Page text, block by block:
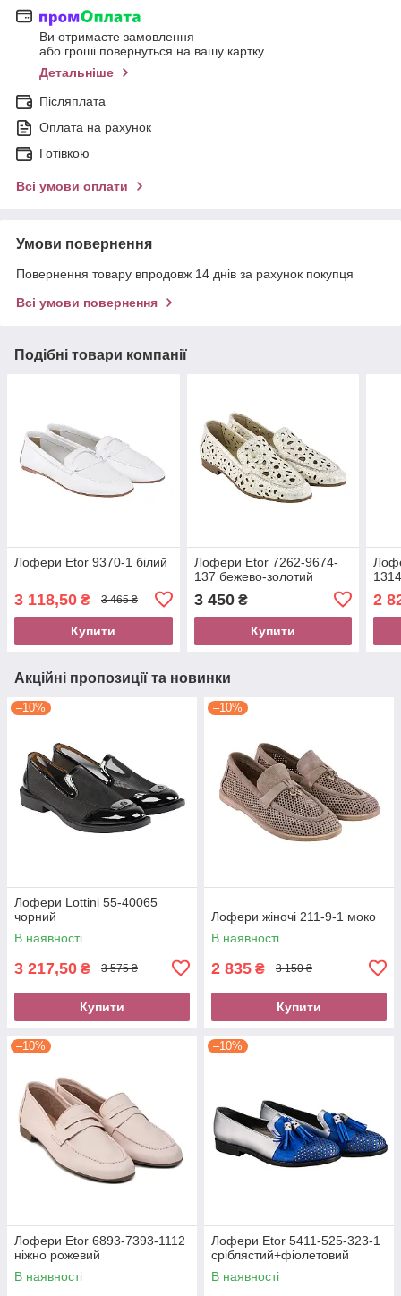
Ви отримаєте замовлення
або гроші повернуться на вашу картку
Детальніше
Післяплата
Оплата на рахунок
Готівкою
Всі умови оплати
Умови повернення
Повернення товару впродовж 14 днів за рахунок покупця
Всі умови повернення
Подібні товари компанії
Лофери Etor 9370-1 білий
3 118,50 ₴ 3 465 ₴
Купити
Лофери Etor 7262-9674-
137 бежево-золотий
3 450₴
Купити
2
Акційні пропозиції та новинки
–10%
Лофери Lottini 55-40065
чорний
В наявності
3 217,50 ₴ 3 575 ₴
Купити
–10%
Лофери жіночі 211-9-1 моко
В наявності
2 835 ₴ 3 150 ₴
Купити
–10%
Лофери Etor 6893-7393-1112
ніжно рожевий
В наявності
–10%
Лофери Etor 5411-525-323-1
сріблястий+фіолетовий
В наявності